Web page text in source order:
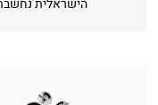
הישראלית